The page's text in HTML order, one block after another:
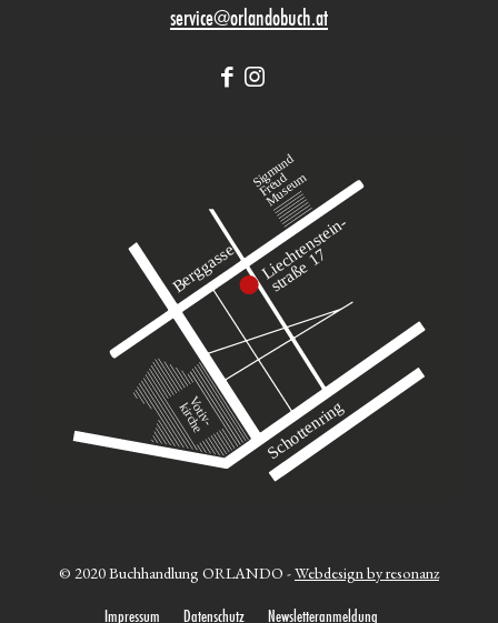
service@orlandobuch.at
© 2020 Buchhandlung ORLANDO -Webdesign by resonanz
Impressum Datenschutz Newsletteranmeldung